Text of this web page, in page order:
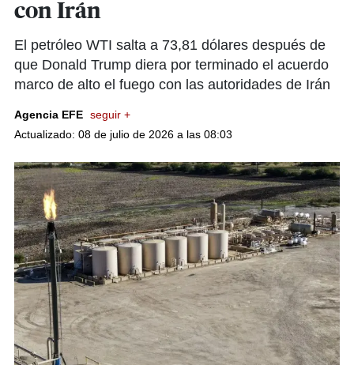
con Irán
El petróleo WTI salta a 73,81 dólares después de
que Donald Trump diera por terminado el acuerdo
marco de alto el fuego con las autoridades de Irán
Agencia EFE seguir +
Actualizado: 08 de julio de 2026 a las 08:03